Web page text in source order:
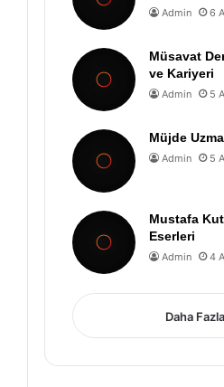
Admin 6
Müsavat
ve Kariyeri
Admin 5
Müjde
Admin 5
Mustafa
Eserleri
Admin 4
Daha